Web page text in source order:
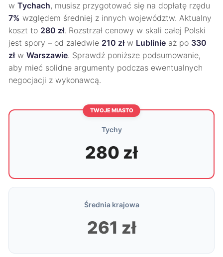
w Tychach, musisz przygotować się na dopłatę rzędu
7% względem średniej z innych województw. Aktualny
koszt to 280 zł. Rozstrzał cenowy w skali całej Polski
jest spory – od zaledwie 210 złw Lublinie aż po 330
złw Warszawie. Sprawdź poniższe podsumowanie,
aby mieć solidne argumenty podczas ewentualnych
negocjacji z wykonawcą.
TWOJE MIASTO
Tychy
280 zł
Średnia krajowa
261 zł